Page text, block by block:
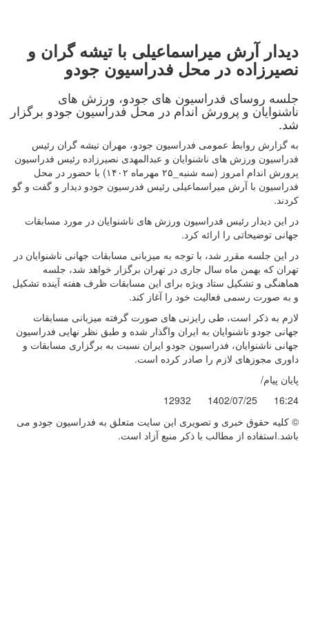
دیدار آرش میراسماعیلی با تیشه گران و
نصیرزاده در محل فدراسیون جودو
جلسه روسای فدراسیون های جودو، ورزش های
ناشنوایان و پرورش اندام در محل فدراسیون جودو برگزار
شد.
به گزارش روابط عمومی فدراسیون جودو، مهران تیشه گران رئیس
فدراسیون ورزش های ناشنوایان و عبدالمهدی نصیرزاده رئیس فدراسیون
پرورش اندام امروز (سه شنبه_۲۵ مهرماه ۱۴۰۲) با حضور در محل
فدراسیون با آرش میراسماعیلی رئیس فدرسیون جودو دیدار و گفت و گو
کردند.
در این دیدار رئیس فدراسیون ورزش های ناشنوایان در مورد مسابقات
جهانی توضیحاتی را ارائه کرد.
در این جلسه مقرر شد، با توجه به میزبانی مسابقات جهانی ناشنوایان در
تهران که بهمن ماه سال جاری در تهران برگزار خواهد شد، جلسه
هماهنگی و تشکیل ستاد ویژه برای این مسابقات ظرف هفته آینده تشکیل
و به صورت رسمی فعالیت خود را آغاز کند.
لازم به ذکر است، طی رایزنی های صورت گرفته میزبانی مسابقات
جهانی جودو ناشنوایان به ایران واگذار شده و طبق نظر نهایی فدراسیون
جهانی ناشنوایان، فدراسیون جودو ایران نسبت به برگزاری مسابقات و
داوری مجوزهای لازم را صادر کرده است.
پایان پیام/
16:24
1402/07/25
12932
© کليه حقوق خبری و تصويری اين سايت متعلق به فدراسیون جودو می
باشد.استفاده از مطالب با ذكر منبع آزاد است.